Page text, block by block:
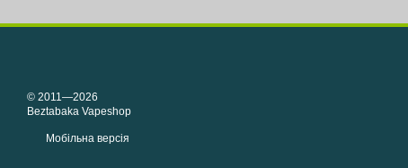
© 2011—2026
Beztabaka Vapeshop
Мобільна версія